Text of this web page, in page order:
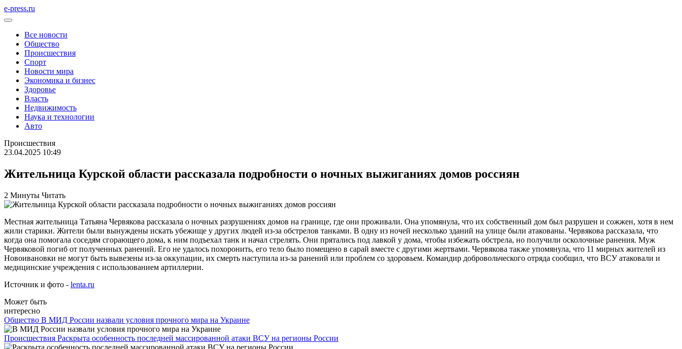
e-press.ru
Все новости
Общество
Происшествия
Спорт
Новости мира
Экономика и бизнес
Здоровье
Власть
Недвижимость
Наука и технологии
Авто
Происшествия
23.04.2025 10:49
Жительница Курской области рассказала подробности о ночных выжиганиях домов россиян
2 Минуты Читать
Местная жительница Татьяна Червякова рассказала о ночных разрушениях домов на границе, где они проживали. Она упомянула, что их собственный дом был разрушен и сожжен, хотя в нем
жили старики. Жители были вынуждены искать убежище у других людей из-за обстрелов танками. В одну из ночей несколько зданий на улице были атакованы. Червякова рассказала, что
когда она помогала соседям сгорающего дома, к ним подъехал танк и начал стрелять. Они прятались под лавкой у дома, чтобы избежать обстрела, но получили осколочные ранения. Муж
Червяковой погиб от полученных ранений. Его не удалось похоронить, его тело было помещено в сарай вместе с другими жертвами. Червякова также упомянула, что 11 мирных жителей из
Новоивановки не могут быть вывезены из-за оккупации, их смерть наступила из-за ранений или проблем со здоровьем. Командир добровольческого отряда сообщил, что ВСУ атаковали и
медицинские учреждения с использованием артиллерии.
Источник и фото - lenta.ru
Может быть
интересно
Общество В МИД России назвали условия прочного мира на Украине
Происшествия Раскрыта особенность последней массированной атаки ВСУ на регионы России